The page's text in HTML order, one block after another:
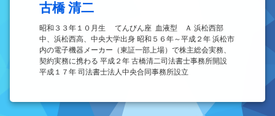
古橋 清二
昭和３３年１０月生 てんびん座 血液型 Ａ 浜松西部
中、浜松西高、中央大学出身 昭和５６年～平成２年 浜松市
内の電子機器メーカー（東証一部上場）で株主総会実務、
契約実務に携わる 平成２年 古橋清二司法書士事務所開設
平成１７年 司法書士法人中央合同事務所設立